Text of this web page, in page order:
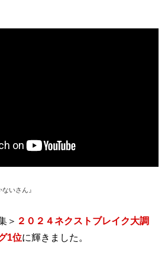
いさん』
＞ ２０２４ネクストブレイク大調
1位に輝きました。